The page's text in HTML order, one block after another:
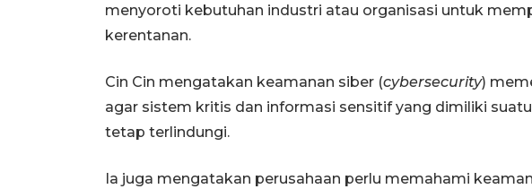
menyoroti kebutuhan industri atau organisasi untuk
kerentanan.
Cin Cin mengatakan keamanan siber (cybersecurity)
agar sistem kritis dan informasi sensitif yang dimiliki
tetap terlindungi.
Ia juga mengatakan perusahaan perlu memahami